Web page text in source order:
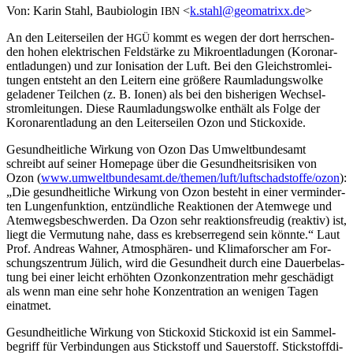
Von: Karin Stahl, Bau­bio­lo­gin IBN <k.stahl@geomatrixx.de>
An den Lei­ter­sei­len derHGÜ kommt es wegen der dort herr­schen­
den hohen elek­tri­schen Feld­stär­ke zu Mikro­ent­la­dun­gen (Koro­nar­
ent­la­dun­gen) und zur Ioni­sa­ti­on der Luft. Bei den Gleich­strom­lei­
tun­gen ent­steht an den Lei­tern eine grö­ße­re Raum­la­dungs­wol­ke
gela­de­ner Teil­chen (z. B. Ionen) als bei den bis­he­ri­gen Wech­sel­
strom­lei­tun­gen. Die­se Raum­la­dungs­wol­ke ent­hält als Fol­ge der
Koro­nar­ent­la­dung an den Lei­ter­sei­len Ozon und Stickoxide.
Gesund­heit­li­che Wir­kung von Ozon Das Umwelt­bun­des­amt
schreibt auf sei­ner Home­page über die Gesund­heits­ri­si­ken von
Ozon (www.umweltbundesamt.de/themen/luft/luftschadstoffe/ozon):
„Die gesund­heit­li­che Wir­kung von Ozon besteht in einer ver­min­der­
ten Lun­gen­funk­ti­on, ent­zünd­li­che Reak­tio­nen der Atem­we­ge und
Atem­wegs­be­schwer­den. Da Ozon sehr reak­ti­ons­freu­dig (reak­tiv) ist,
liegt die Ver­mu­tung nahe, dass es krebs­er­re­gend sein könn­te.“ Laut
Prof. Andre­as Wah­ner, Atmo­sphä­ren- und Kli­ma­for­scher am For­
schungs­zen­trum Jülich, wird die Gesund­heit durch eine Dau­er­be­las­
tung bei einer leicht erhöh­ten Ozon­kon­zen­tra­ti­on mehr geschä­digt
als wenn man eine sehr hohe Kon­zen­tra­ti­on an weni­gen Tagen
einatmet.
Gesund­heit­li­che Wir­kung von Stick­oxid Stick­oxid ist ein Sam­mel­
be­griff für Ver­bin­dun­gen aus Stick­stoff und Sau­er­stoff. Stick­stoff­di­